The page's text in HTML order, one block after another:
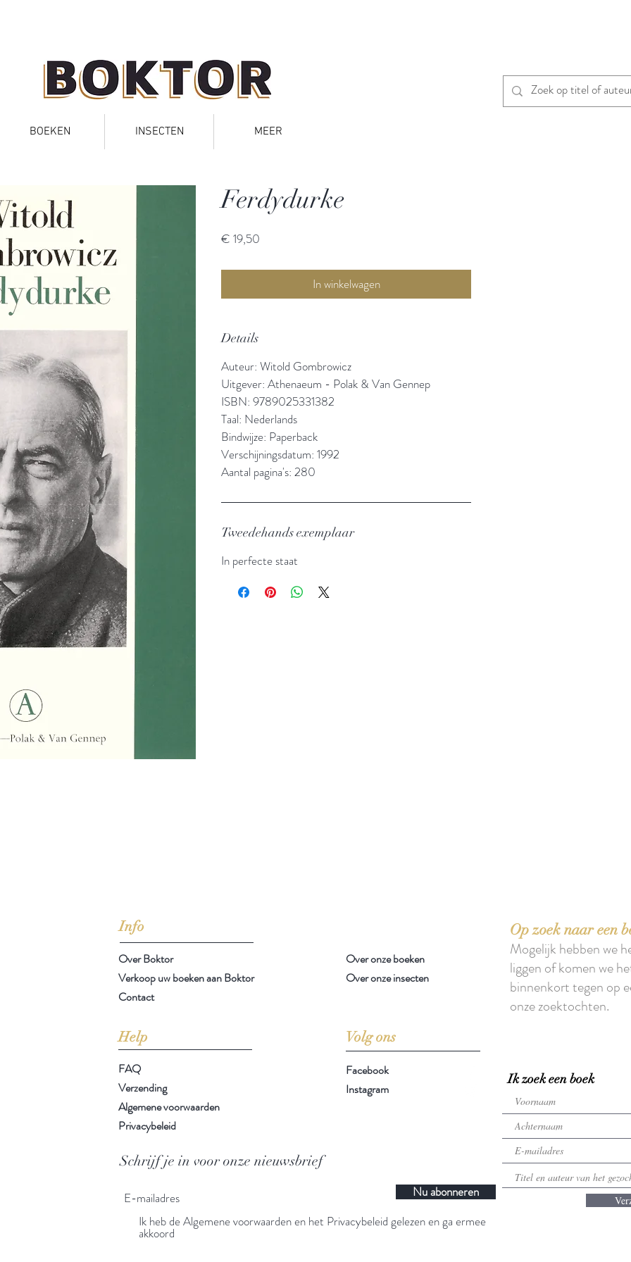
BOEKEN INSECTEN MEER
Ferdydurke
€ 19,50
In winkelwagen
Details
Auteur: Witold Gombrowicz
Uitgever: Athenaeum - Polak & Van Gennep
ISBN: 9789025331382
Taal: Nederlands
Bindwijze: Paperback
Verschijningsdatum: 1992
Aantal pagina's: 280
Tweedehands exemplaar
In perfecte staat
Info
Over Boktor
Verkoop uw boeken aan Boktor
Contact
Help Volg ons
Op zoek naar een
Mogelijk hebben we
liggen of komen we
binnenkort tegen op
onze zoektochten.
FAQ
Verzending
Algemene voorwaarden
Privacybeleid
Facebook
Instagram
Schrijf je in voor onze nieuwsbrief
Nu abonneren
Ik heb de Algemene voorwaarden en het Privacybeleid gelezen en ga ermee
akkoord
Ik zoek een boek
Over onze boeken
Over onze insecten